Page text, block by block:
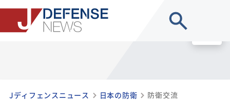
Jディフェンスニュース 日本の防衛 防衛交流